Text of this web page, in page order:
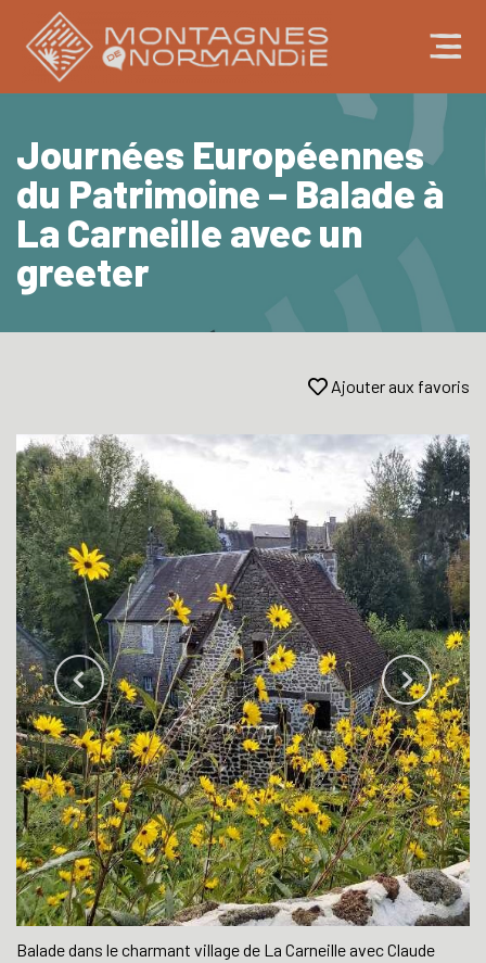
Journées Européennes
du Patrimoine – Balade à
La Carneille avec un
greeter
Ajouter aux favoris
Balade dans le charmant village de La Carneille avec Claude